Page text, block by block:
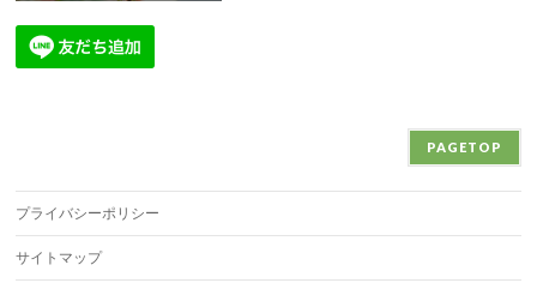
PAGETOP
プライバシーポリシー
サイトマップ